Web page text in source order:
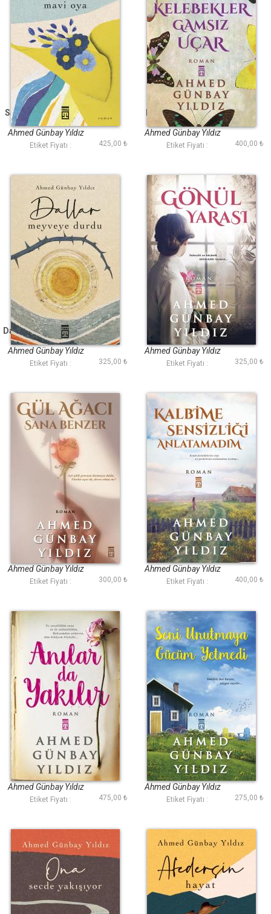
Sarı Mendil Mavi Oya
Ahmed Günbay Yıldız
Etiket Fiyatı : 425,00 ₺
Kelebekler Gamsız
Uçar
Ahmed Günbay Yıldız
Etiket Fiyatı : 400,00 ₺
Dallar Meyveye Durdu
Ahmed Günbay Yıldız
Etiket Fiyatı : 325,00 ₺
Gönül Yarası
Ahmed Günbay Yıldız
Etiket Fiyatı : 325,00 ₺
Gül Ağacı Sana
Benzer
Ahmed Günbay Yıldız
Etiket Fiyatı : 300,00 ₺
Kalbime Sensizliği
Anlatamadım
Ahmed Günbay Yıldız
Etiket Fiyatı : 400,00 ₺
Anılar da Yakılır
Ahmed Günbay Yıldız
Etiket Fiyatı : 475,00 ₺
Seni Unutmaya
Gücüm Yetmedi
Ahmed Günbay Yıldız
Etiket Fiyatı : 275,00 ₺